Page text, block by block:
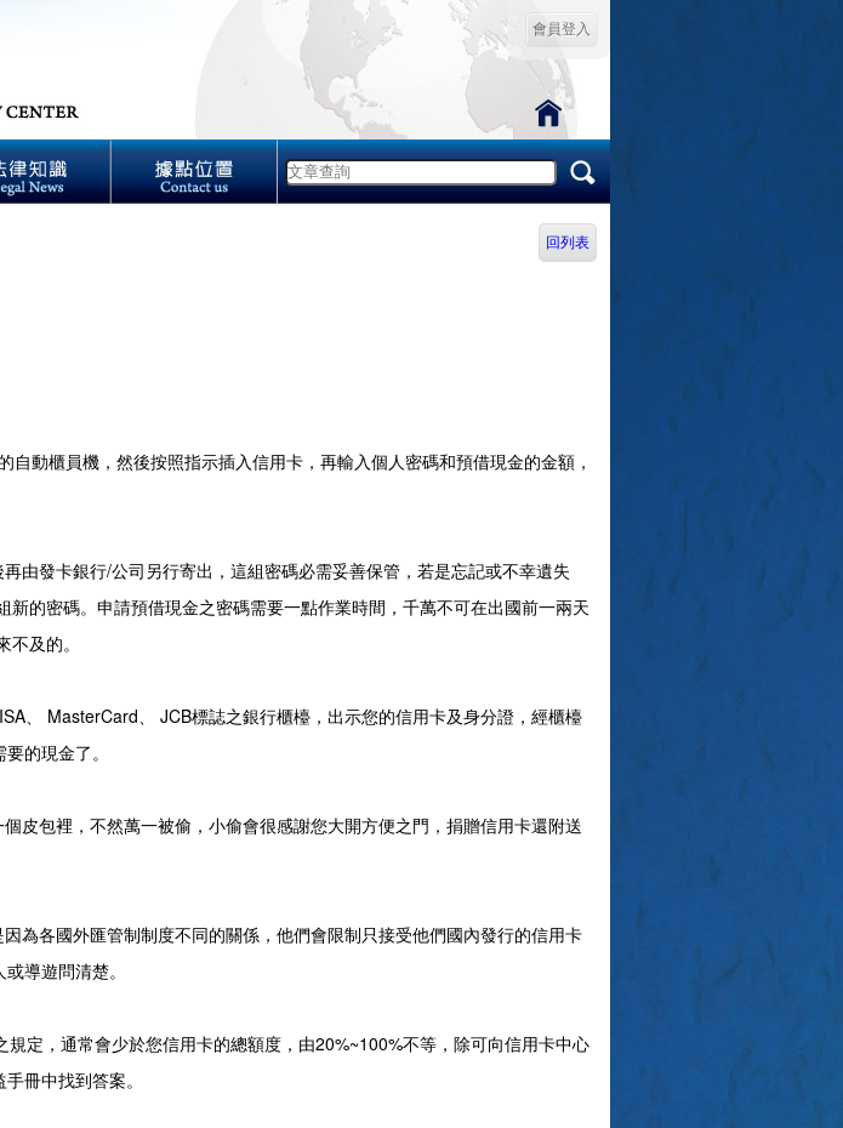
會員登入
回列表
動櫃員機，然後按照指示插入信用卡，再輸入個人密碼和預借現金的金額，
由發卡銀行/公司另行寄出，這組密碼必需妥善保管，若是忘記或不幸遺失
的密碼。申請預借現金之密碼需要一點作業時間，千萬不可在出國前一兩天
及的。
、 MasterCard、 JCB標誌之銀行櫃檯，出示您的信用卡及身分證，經櫃檯
的現金了。
皮包裡，不然萬一被偷，小偷會很感謝您大開方便之門，捐贈信用卡還附送
為各國外匯管制制度不同的關係，他們會限制只接受他們國內發行的信用卡
導遊問清楚。
定，通常會少於您信用卡的總額度，由20%~100%不等，除可向信用卡中心
冊中找到答案。